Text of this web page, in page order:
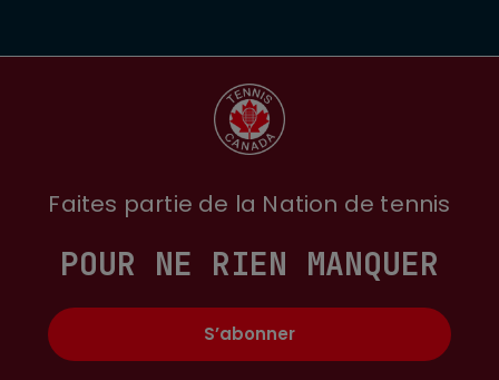
Faites partie de la Nation de tennis
POUR NE RIEN MANQUER
S’abonner